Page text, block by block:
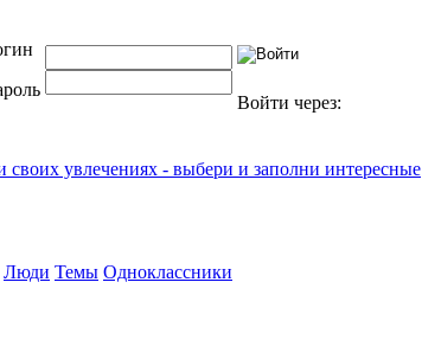
Войти через:
своих увлечениях - выбери и заполни интересные
Люди Темы Одноклассники